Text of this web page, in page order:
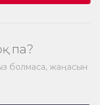
па?
болмаса, жаңасын